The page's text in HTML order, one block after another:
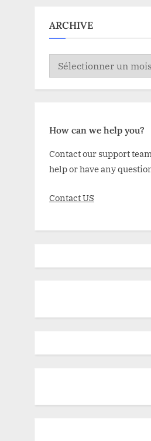
ARCHIVE
ARCHIVE
How can we help you?
Contact our support
help or have any
Contact US